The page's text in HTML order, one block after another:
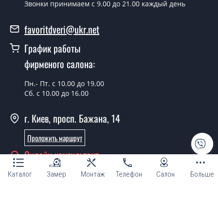
Каталог Замер Монтаж Телефон Салон Больше
Можно на сегодня вызвать
замерщика?
Да можно.
У вас есть в наличии готовые
уличные двери?
Да, мы имеем большой ассортимент готовых уличных
Какая стоимость самых дешевых
уличных дверей?
От 5200 грн.
Нужны уличные двери эконом
класса, что посоветуете?
Звонки принимаем c 9.00 до 21.00 каждый день
favoritdveri@ukr.net
График работы
фирменого салона:
Пн.- Пт. с 10.00 до 19.00
Сб. с 10.00 до 16.00
г. Киев, просп. Бажана, 14
Проложить маршрут
Онлайн консультант